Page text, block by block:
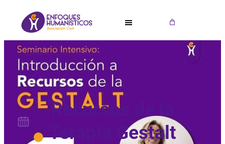
contenido
Recursos de la
Terapia Gestalt